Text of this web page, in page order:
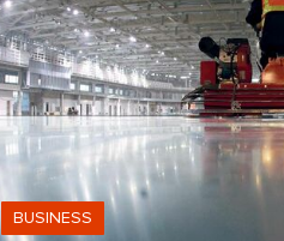
BUSINESS